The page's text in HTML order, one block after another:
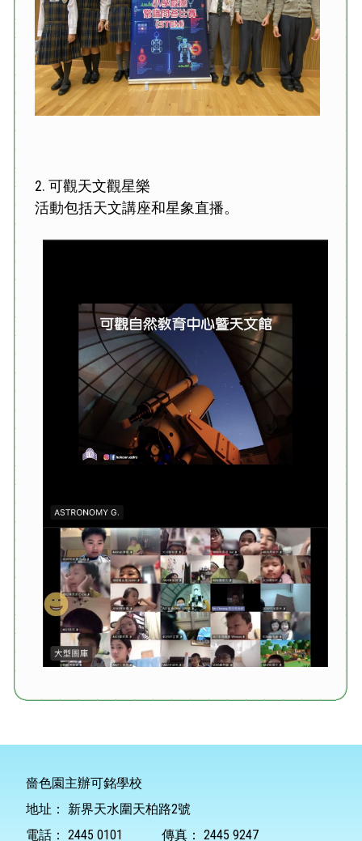
2. 可觀天文觀星樂
活動包括天文講座和星象直播。
嗇色園主辦可銘學校
地址：
新界天水圍天柏路2號
電話： 2445 0101 傳真： 2445 9247